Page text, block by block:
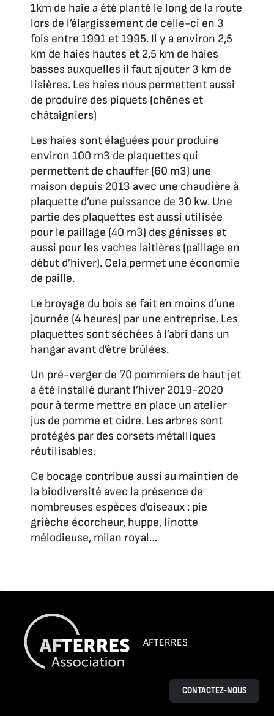
1km de haie a été planté le long de la route
lors de l’élargissement de celle-ci en 3
fois entre 1991 et 1995. Il y a environ 2,5
km de haies hautes et 2,5 km de haies
basses auxquelles il faut ajouter 3 km de
lisières. Les haies nous permettent aussi
de produire des piquets (chênes et
châtaigniers)
Les haies sont élaguées pour produire
environ 100 m3 de plaquettes qui
permettent de chauffer (60 m3) une
maison depuis 2013 avec une chaudière à
plaquette d’une puissance de 30 kw. Une
partie des plaquettes est aussi utilisée
pour le paillage (40 m3) des génisses et
aussi pour les vaches laitières (paillage en
début d’hiver). Cela permet une économie
de paille.
Le broyage du bois se fait en moins d’une
journée (4 heures) par une entreprise. Les
plaquettes sont séchées à l’abri dans un
hangar avant d’être brûlées.
Un pré-verger de 70 pommiers de haut jet
a été installé durant l’hiver 2019-2020
pour à terme mettre en place un atelier
jus de pomme et cidre. Les arbres sont
protégés par des corsets métalliques
réutilisables.
Ce bocage contribue aussi au maintien de
la biodiversité avec la présence de
nombreuses espèces d’oiseaux : pie
grièche écorcheur, huppe, linotte
mélodieuse, milan royal…
AFTERRES
CONTACTEZ-NOUS